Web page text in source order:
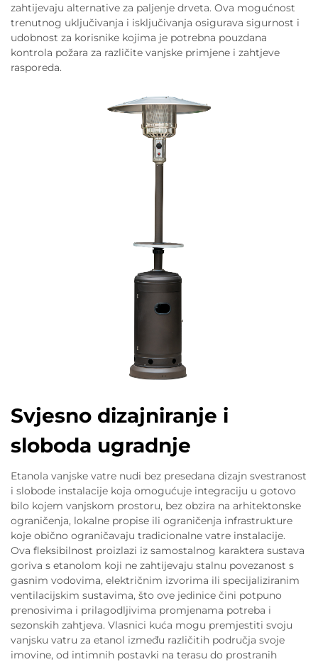
zahtijevaju alternative za paljenje drveta. Ova mogućnost
trenutnog uključivanja i isključivanja osigurava sigurnost i
udobnost za korisnike kojima je potrebna pouzdana
kontrola požara za različite vanjske primjene i zahtjeve
rasporeda.
Svjesno dizajniranje i
sloboda ugradnje
Etanola vanjske vatre nudi bez presedana dizajn svestranost
i slobode instalacije koja omogućuje integraciju u gotovo
bilo kojem vanjskom prostoru, bez obzira na arhitektonske
ograničenja, lokalne propise ili ograničenja infrastrukture
koje obično ograničavaju tradicionalne vatre instalacije.
Ova fleksibilnost proizlazi iz samostalnog karaktera sustava
goriva s etanolom koji ne zahtijevaju stalnu povezanost s
gasnim vodovima, električnim izvorima ili specijaliziranim
ventilacijskim sustavima, što ove jedinice čini potpuno
prenosivima i prilagodljivima promjenama potreba i
sezonskih zahtjeva. Vlasnici kuća mogu premjestiti svoju
vanjsku vatru za etanol između različitih područja svoje
imovine, od intimnih postavki na terasu do prostranih